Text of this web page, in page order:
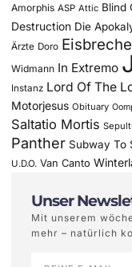
Amorphis ASP Attic Blind
Destruction Die
Ärzte Doro
Widmann In Extremo
Instanz Lord Of The
Motorjesus Obituary
Saltatio Mortis
Panther Subway To
U.D.O. Van Canto
Unser
Mit unserem
mehr – natürlich